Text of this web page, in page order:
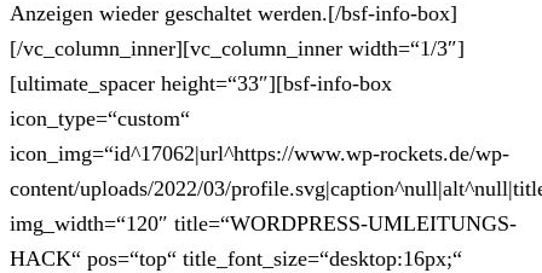
Anzeigen wieder geschaltet werden.[/bsf-info-box]
[/vc_column_inner][vc_column_inner width=“1/3″]
[ultimate_spacer height=“33″][bsf-info-box
icon_type=“custom“
icon_img=“id^17062|url^https://www.wp-rockets.de/wp-
content/uploads/2022/03/
img_width=“120″ title=“WORDPRESS-UMLEITUNGS-
HACK“ pos=“top“ title_font_size=“desktop:16px;“